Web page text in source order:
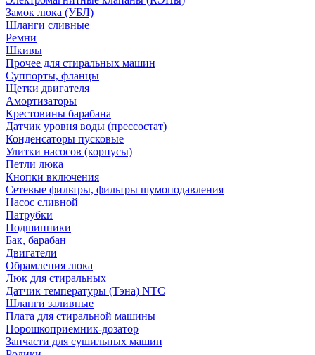
Замок люка (УБЛ)
Шланги сливные
Ремни
Шкивы
Прочее для стиральных машин
Суппорты, фланцы
Щетки двигателя
Амортизаторы
Крестовины барабана
Датчик уровня воды (прессостат)
Конденсаторы пусковые
Улитки насосов (корпусы)
Петли люка
Кнопки включения
Сетевые фильтры, фильтры шумоподавления
Насос сливной
Патрубки
Подшипники
Бак, барабан
Двигатели
Обрамления люка
Люк для стиральных
Датчик температуры (Тэна) NTC
Шланги заливные
Плата для стиральной машины
Порошкоприемник-дозатор
Запчасти для сушильных машин